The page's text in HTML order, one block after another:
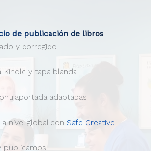
de publicación de libros
y corregido
Kindle y tapa blanda
adaptadas
nivel global con Safe Creative
publicamos